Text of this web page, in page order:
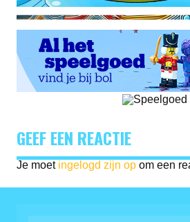
GEEF EEN REACTIE
Je moet ingelogd zijn op om een